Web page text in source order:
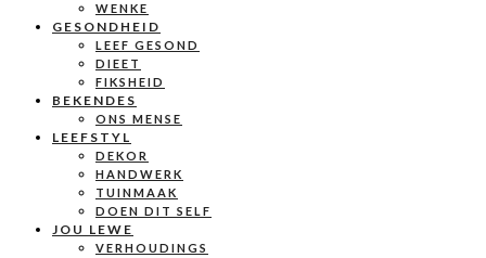
WENKE
GESONDHEID
LEEF GESOND
DIEET
FIKSHEID
BEKENDES
ONS MENSE
LEEFSTYL
DEKOR
HANDWERK
TUINMAAK
DOEN DIT SELF
JOU LEWE
VERHOUDINGS